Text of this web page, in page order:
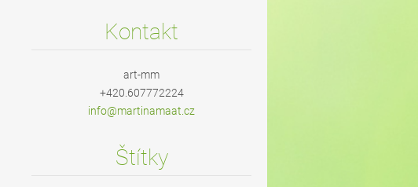
Kontakt
art-mm
+420.607772224
info@martinamaat .cz
Štítky